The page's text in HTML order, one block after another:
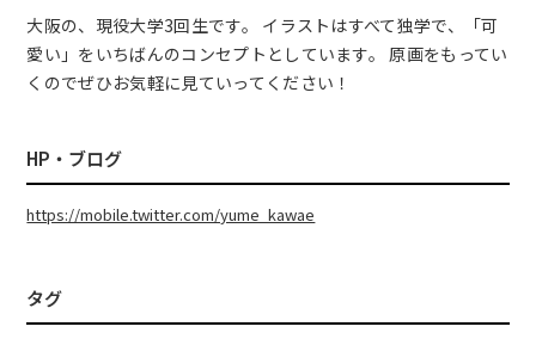
大阪の、現役大学3回生です。 イラストはすべて独学で、「可
愛い」をいちばんのコンセプトとしています。 原画をもってい
くのでぜひお気軽に見ていってください！
HP・ブログ
https://mobile.twitter.com/yume_kawae
タグ